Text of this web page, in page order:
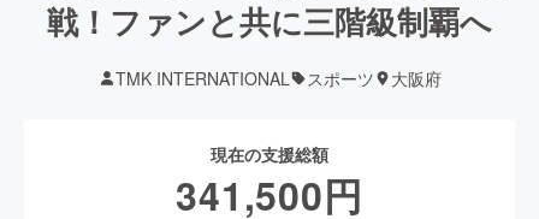
戦！ファンと共に三階級制覇へ
TMK INTERNATIONAL スポーツ 大阪府
現在の支援総額
341,500円